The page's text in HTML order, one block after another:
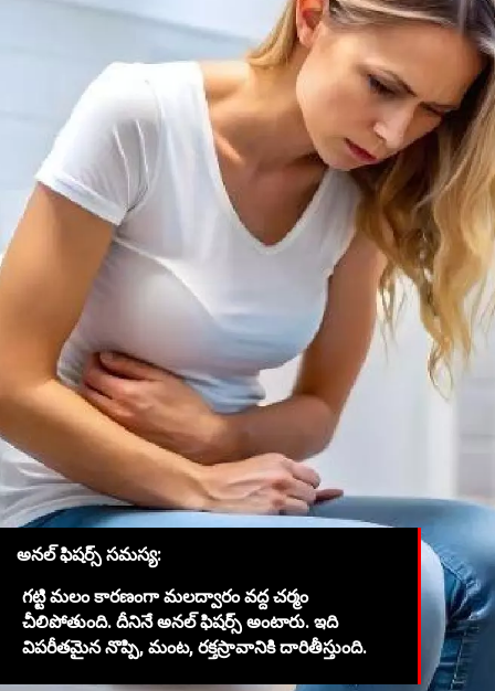
అనల్ ఫిషర్స్ సమస్య:
గట్టి మలం కారణంగా మలద్వారం వద్ద చర్మం
చీలిపోతుంది. దీనినే అనల్ ఫిషర్స్ అంటారు. ఇది
విపరీతమైన నొప్పి, మంట, రక్తస్రావానికి దారితీస్తుంది.